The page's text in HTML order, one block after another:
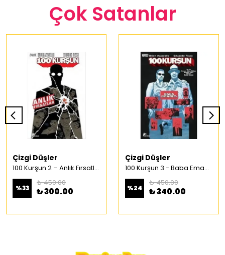
Çok Satanlar
Çizgi Düşler
100 Kurşun 2 – Anlık Fırsatlar Türkçe Çizgi Roman
%33
₺ 450.00
₺ 300.00
Çizgi Düşler
100 Kurşun 3 - Baba Emaneti Türkçe Çizgi Roman
%24
₺ 450.00
₺ 340.00